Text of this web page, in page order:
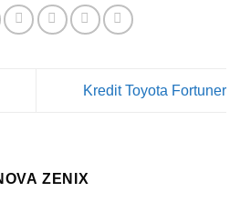
Kredit Toyota Fortuner
ZENIX